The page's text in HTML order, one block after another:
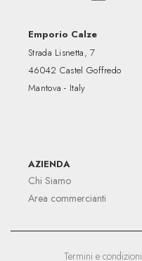
Emporio Calze
Strada Lisnetta, 7
46042 Castel Goffredo
Mantova - Italy
AZIENDA
Chi Siamo
Area commercianti
Termini e condizioni